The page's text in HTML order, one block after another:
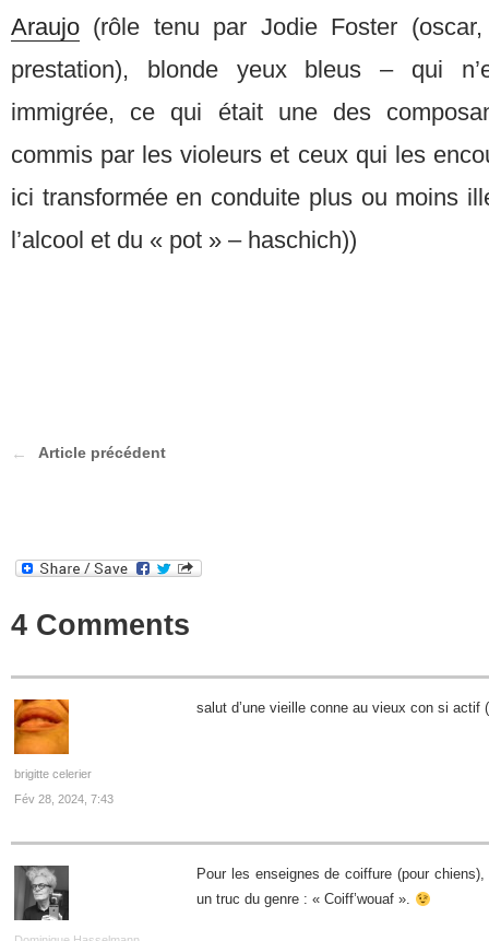
Araujo (rôle tenu par Jodie Foster
prestation), blonde yeux bleus – qui
immigrée, ce qui était une des
commis par les violeurs et ceux qui les
ici transformée en conduite plus ou moins
l’alcool et du « pot » – haschich))
Article précédent
4 Comments
brigitte celerier
Fév 28, 2024, 7:43
salut d’une vieille conne au vieux con si actif
Pour les enseignes de coiffure (pour
un truc du genre : « Coiff’wouaf ».